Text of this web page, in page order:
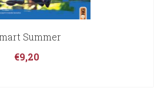
Summer
€9,20